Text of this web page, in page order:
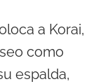
a Korai,
como
espalda,